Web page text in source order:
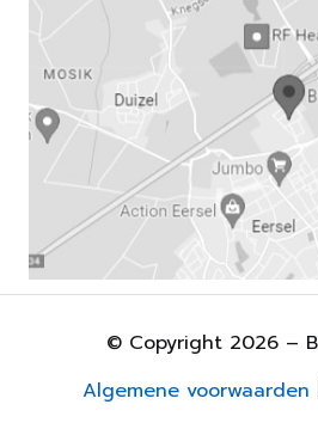
© Copyright 2026 –
Algemene voorwaarden